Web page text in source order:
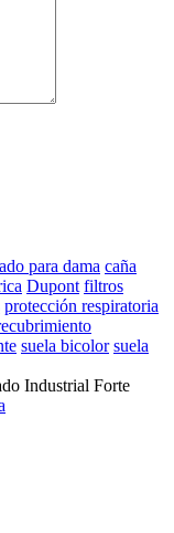
para dama caña
Dupont filtros
protección respiratoria
suela bicolor suela
Industrial Forte